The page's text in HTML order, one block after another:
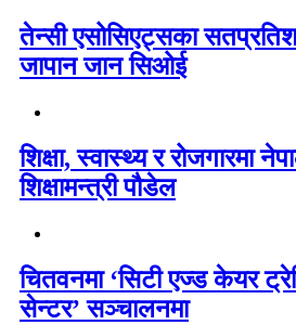
तेन्सी एसोसिएट्सका सतप्रतिशत
जापान जान सिओई
शिक्षा, स्वास्थ्य र रोजगारमा
शिक्षामन्त्री पौडेल
चितवनमा ‘सिटी एज्ड केयर
सेन्टर’ सञ्चालनमा